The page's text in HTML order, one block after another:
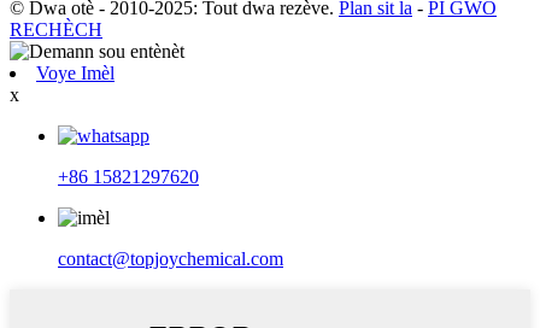
© Dwa otè - 2010-2025: Tout dwa rezève. Plan sit la - PI GWO
RECHÈCH
Voye Imèl
x
+86 15821297620
contact@topjoychemical.com